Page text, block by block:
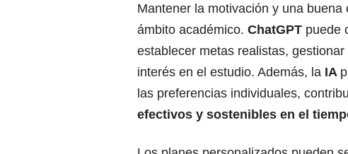
Mantener la motivación y una
ámbito académico. ChatGPT puede
establecer metas realistas,
interés en el estudio. Además, la IA
las preferencias individuales,
efectivos y sostenibles en el